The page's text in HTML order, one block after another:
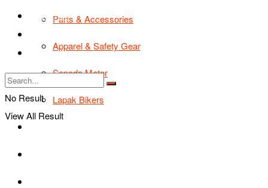
Parts & Accessories
Apparel & Safety Gear
Sepeda Motor
Lapak Bikers
TIPS & TRIK
Tentang Kami
No Result
View All Result